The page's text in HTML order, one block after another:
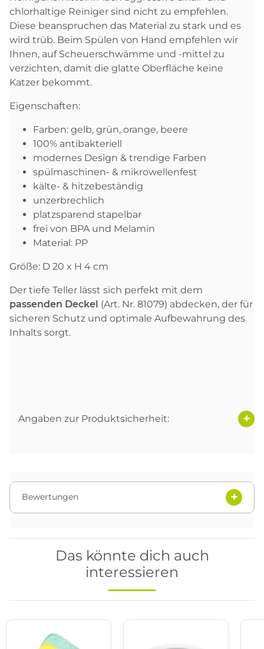
chlorhaltige Reiniger sind nicht zu empfehlen.
Diese beanspruchen das Material zu stark und es
wird trüb. Beim Spülen von Hand empfehlen wir
Ihnen, auf Scheuerschwämme und -mittel zu
verzichten, damit die glatte Oberfläche keine
Katzer bekommt.
Eigenschaften:
Farben: gelb, grün, orange, beere
100% antibakteriell
modernes Design & trendige Farben
spülmaschinen- & mikrowellenfest
kälte- & hitzebeständig
unzerbrechlich
platzsparend stapelbar
frei von BPA und Melamin
Material: PP
Größe: D 20 x H 4 cm
Der tiefe Teller lässt sich perfekt mit dem
passenden Deckel (Art. Nr. 81079) abdecken, der für
sicheren Schutz und optimale Aufbewahrung des
Inhalts sorgt.
Angaben zur Produktsicherheit:
Bewertungen
Das könnte dich auch
interessieren